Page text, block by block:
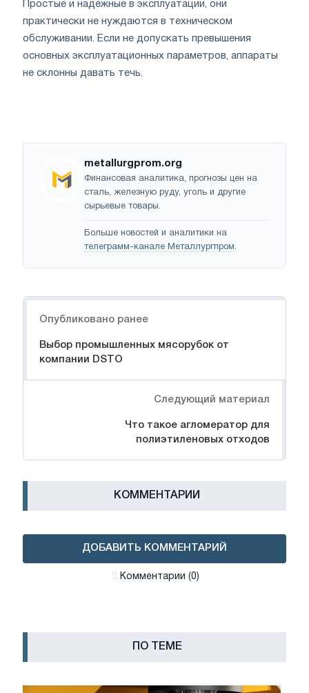
Простые и надёжные в эксплуатации, они
практически не нуждаются в техническом
обслуживании. Если не допускать превышения
основных эксплуатационных параметров, аппараты
не склонны давать течь.
metallurgprom.org
Финансовая аналитика, прогнозы цен на
сталь, железную руду, уголь и другие
сырьевые товары.
Больше новостей и аналитики на
телеграмм-канале Металлургпром.
Опубликовано ранее
Выбор промышленных мясорубок от
компании DSTO
Следующий материал
Что такое агломератор для
полиэтиленовых отходов
КОММЕНТАРИИ
ДОБАВИТЬ КОММЕНТАРИЙ
Комментарии (0)
ПО ТЕМЕ